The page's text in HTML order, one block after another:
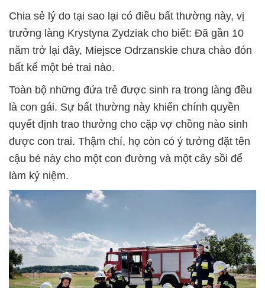
Chia sẻ lý do tại sao lại có điều bất thường này, vị
trưởng làng Krystyna Zydziak cho biết: Đã gần 10
năm trở lại đây, Miejsce Odrzanskie chưa chào đón
bất kể một bé trai nào.
Toàn bộ những đứa trẻ được sinh ra trong làng đều
là con gái. Sự bất thường này khiến chính quyền
quyết định trao thưởng cho cặp vợ chồng nào sinh
được con trai. Thậm chí, họ còn có ý tưởng đặt tên
cậu bé này cho một con đường và một cây sồi để
làm kỷ niệm.